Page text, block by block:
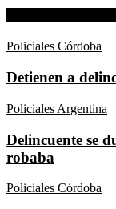
Policiales Córdoba
Detienen a
Policiales Argentina
Delincuente se
robaba
Policiales Córdoba